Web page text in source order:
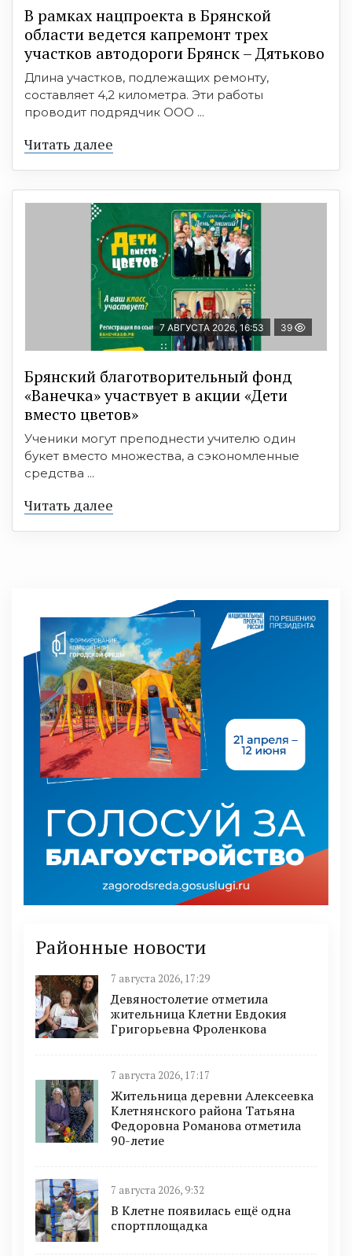
В рамках нацпроекта в Брянской
области ведется капремонт трех
участков автодороги Брянск – Дятьково
Длина участков, подлежащих ремонту,
составляет 4,2 километра. Эти работы
проводит подрядчик ООО ...
Читать далее
7 АВГУСТА 2026, 16:53 39
Брянский благотворительный фонд
«Ванечка» участвует в акции «Дети
вместо цветов»
Ученики могут преподнести учителю один
букет вместо множества, а сэкономленные
средства ...
Читать далее
Районные новости
7 августа 2026, 17:29
Девяностолетие отметила
жительница Клетни Евдокия
Григорьевна Фроленкова
7 августа 2026, 17:17
Жительница деревни Алексеевка
Клетнянского района Татьяна
Федоровна Романова отметила
90-летие
7 августа 2026, 9:32
В Клетне появилась ещё одна
спортплощадка